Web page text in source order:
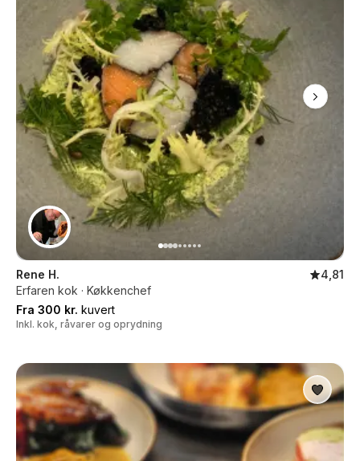
Rene H.
4,81
Erfaren kok · Køkkenchef
Fra 300 kr. kuvert
Inkl. kok, råvarer og oprydning